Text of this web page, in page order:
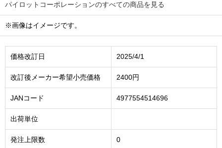
パイロットコーポレーションのすべての商品を見る
※画像はイメージです。
価格改訂日 2025/4/1
改訂後メーカー希望小売価格 2400円
JANコード 4977554514696
出荷単位
発注上限数 0